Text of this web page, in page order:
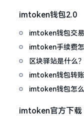
imtoken钱包2.0
imtoken钱包交易
里话
imtoken手续费
区块驿站是什么
imtoken钱包转
imtoken钱包怎
imtoken官方下载